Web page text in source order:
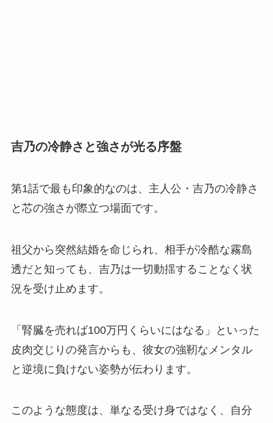
吉乃の冷静さと強さが光る序盤
第1話で最も印象的なのは、主人公・吉乃の冷静さ
と芯の強さが際立つ場面です。
祖父から突然結婚を命じられ、相手が冷酷な霧島
透だと知っても、吉乃は一切動揺することなく状
況を受け止めます。
「腎臓を売れば100万円くらいにはなる」といった
皮肉交じりの発言からも、彼女の強靭なメンタル
と逆境に負けない姿勢が伝わります。
このような態度は、単なる受け身ではなく、自分